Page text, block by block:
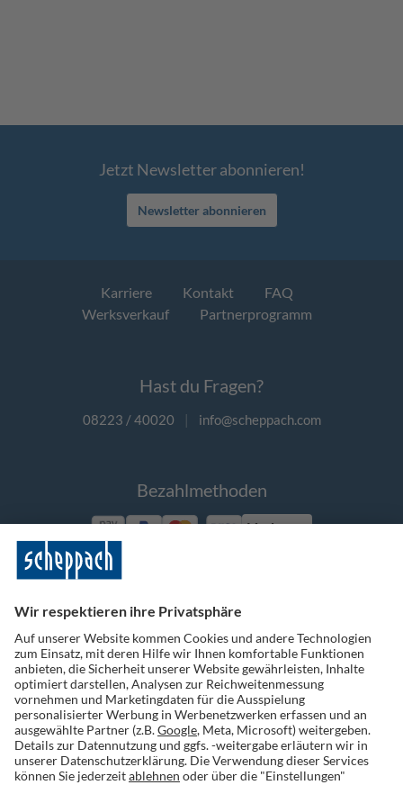
Jetzt Newsletter abonnieren!
Newsletter abonnieren
Karriere Kontakt
FAQ
Werksverkauf
Partnerprogramm
Hast du Fragen?
08223 / 40020 | info@scheppach.com
Bezahlmethoden
Vorkasse
Folge uns auf Social Media